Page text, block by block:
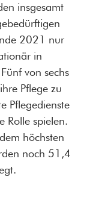
insgesamt
2021 nur
in
von sechs
Pflege zu
Pflegedienste
Rolle spielen.
höchsten
noch 51,4